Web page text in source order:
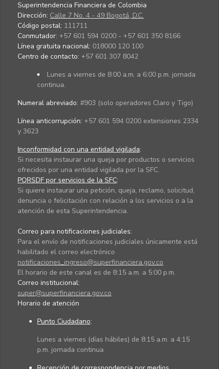
Superintendencia Financiera de Colombia
Dirección: Calle 7 No. 4 - 49 Bogotá, D.C.
Código postal: 111711
Conmutador: +57 601 594 0200 - +57 601 350 8166
Línea gratuita nacional: 018000 120 100
Centro de contacto: +57 601 307 8042
Lunes a viernes de 8:00 a.m. a 6:00 p.m. jornada
continua.
Numeral abreviado: #903 (solo operadores Claro y Tigo)
Línea anticorrupción: +57 601 594 0200 extensiones 2334
y 3623
Inconformidad con una entidad vigilada:
Si necesita instaurar una queja por productos o servicios
ofrecidos por una entidad vigilada por la SFC.
PQRSDF por servicios de la SFC:
Si quiere instaurar una petición, queja, reclamo, solicitud,
denuncia o felicitación con relación a los servicios o a la
atención de esta Superintendencia.
Correo para notificaciones judiciales:
Para el envío de notificaciones judiciales únicamente está
habilitado el correo electrónico
notificaciones_ingreso@superfinanciera.gov.co
El horario de este canal es de 8:15 a.m. a 5:00 p.m.
Correo institucional:
super@superfinanciera.gov.co
Horario de atención
Punto Ciudadano:
Lunes a viernes (días hábiles) de 8:15 a.m. a 4:15
p.m. jornada continua